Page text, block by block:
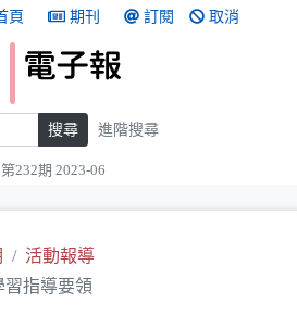
頁 期刊 訂閱 取消
搜尋 進階搜尋
第232期 2023-06
活動報導
習指導要領